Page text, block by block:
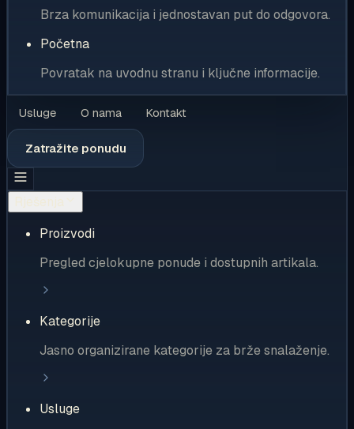
Brza komunikacija i jednostavan put do odgovora.
Početna
Povratak na uvodnu stranu i ključne informacije.
Usluge O nama Kontakt
Zatražite ponudu
Proizvodi
Pregled cjelokupne ponude i dostupnih artikala.
Kategorije
Jasno organizirane kategorije za brže snalaženje.
Usluge